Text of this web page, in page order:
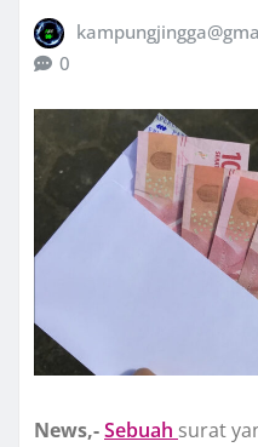
0
News,-Sebuah surat